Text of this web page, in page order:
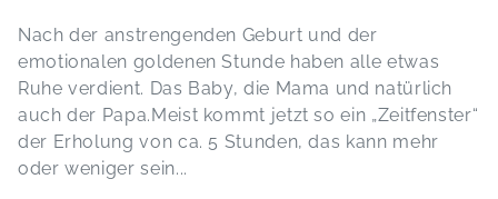
Nach der anstrengenden Geburt und der
emotionalen goldenen Stunde haben alle etwas
Ruhe verdient. Das Baby, die Mama und natürlich
auch der Papa.Meist kommt jetzt so ein „Zeitfenster“
der Erholung von ca. 5 Stunden, das kann mehr
oder weniger sein...